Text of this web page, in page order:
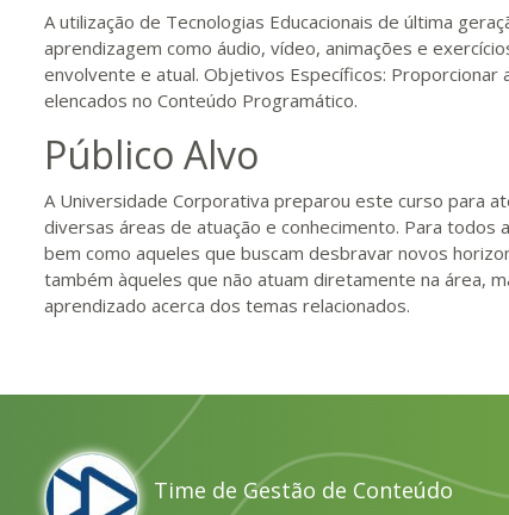
A utilização de Tecnologias Educacionais de última
aprendizagem como áudio, vídeo, animações e
envolvente e atual. Objetivos Específicos:
elencados no Conteúdo Programático.
Público Alvo
A Universidade Corporativa preparou este curso para
diversas áreas de atuação e conhecimento. Para
bem como aqueles que buscam desbravar novos
também àqueles que não atuam diretamente na área,
aprendizado acerca dos temas relacionados.
Time de Gestão de Conteúdo